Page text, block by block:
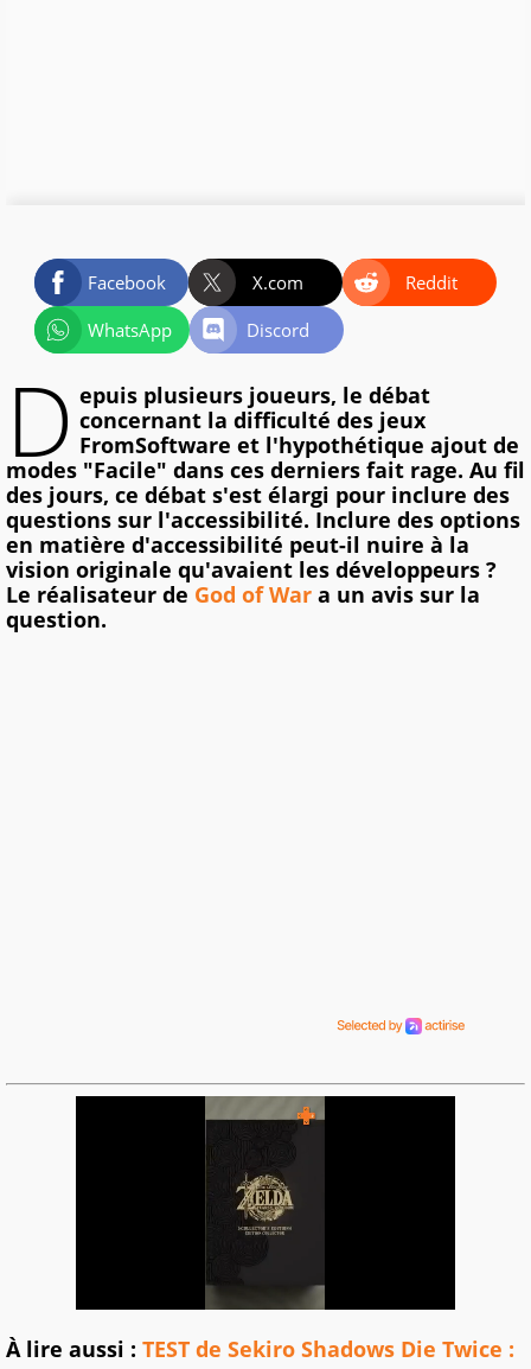
Facebook X.com
Reddit
WhatsApp
Discord
D epuis plusieurs joueurs, le débat
concernant la difficulté des jeux
FromSoftware et l'hypothétique ajout de
modes "Facile" dans ces derniers fait rage. Au fil
des jours, ce débat s'est élargi pour inclure des
questions sur l'accessibilité. Inclure des options
en matière d'accessibilité peut-il nuire à la
vision originale qu'avaient les développeurs ?
Le réalisateur de God of War a un avis sur la
question.
À lire aussi : TEST de Sekiro Shadows Die Twice :